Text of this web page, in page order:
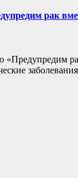
рак
«Предупредим